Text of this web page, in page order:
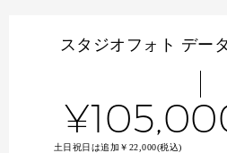
スタジオフォト デー
土日祝日は追加￥22,000(税込)